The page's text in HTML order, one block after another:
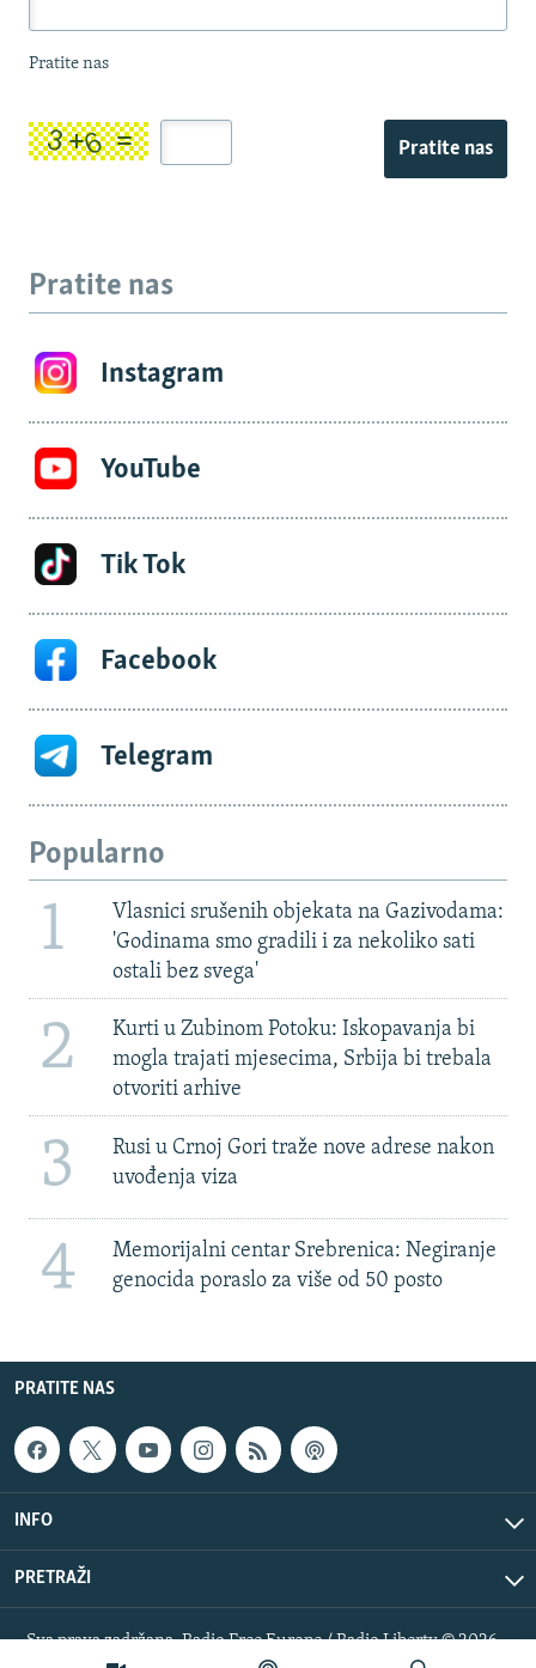
Pratite nas
Pratite nas
Pratite nas
Instagram
YouTube
Tik Tok
Facebook
Telegram
Popularno
1
Vlasnici srušenih objekata na Gazivodama:
'Godinama smo gradili i za nekoliko sati
ostali bez svega'
2
Kurti u Zubinom Potoku: Iskopavanja bi
mogla trajati mjesecima, Srbija bi trebala
otvoriti arhive
3
Rusi u Crnoj Gori traže nove adrese nakon
uvođenja viza
4
Memorijalni centar Srebrenica: Negiranje
genocida poraslo za više od 50 posto
PRATITE NAS
INFO
PRETRAŽI
Sva prava zadržana. Radio Free Europe / Radio Liberty © 2026